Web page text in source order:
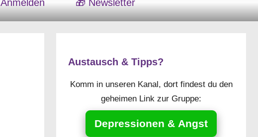
Anmelden 🎁 Newsletter
Austausch & Tipps?
Komm in unseren Kanal, dort findest du den
geheimen Link zur Gruppe:
Depressionen & Angst